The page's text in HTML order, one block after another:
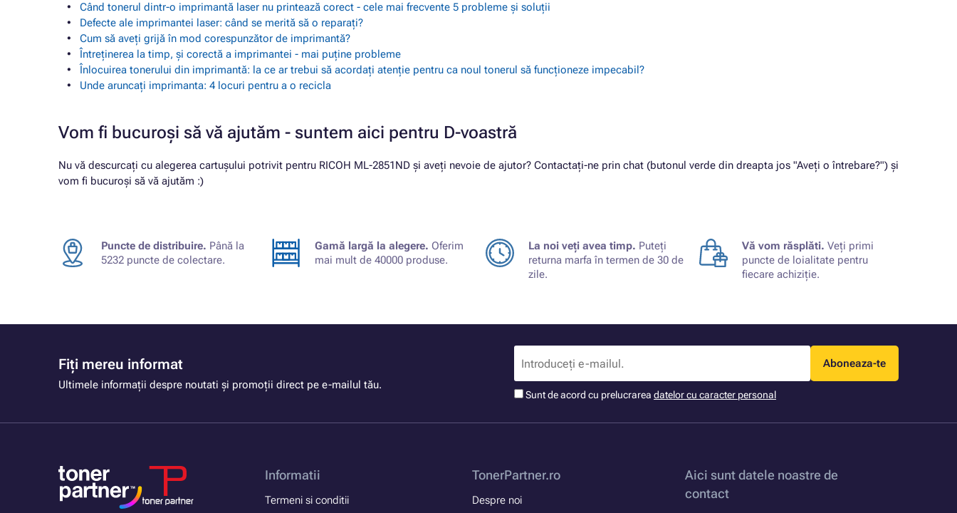
Când tonerul dintr-o imprimantă laser nu printează corect - cele mai frecvente 5 probleme și soluții
Defecte ale imprimantei laser: când se merită să o reparați?
Cum să aveți grijă în mod corespunzător de imprimantă?
Întreținerea la timp, și corectă a imprimantei - mai puține probleme
Înlocuirea tonerului din imprimantă: la ce ar trebui să acordați atenție pentru ca noul tonerul să funcționeze impecabil?
Unde aruncați imprimanta: 4 locuri pentru a o recicla
Vom fi bucuroși să vă ajutăm - suntem aici pentru D-voastră
Nu vă descurcați cu alegerea cartușului potrivit pentru RICOH ML-2851ND și aveți nevoie de ajutor? Contactați-ne prin chat (butonul verde din dreapta jos "Aveți o întrebare?") și
vom fi bucuroși să vă ajutăm :)
Puncte de distribuire. Până la
5232 puncte de colectare.
Gamă largă la alegere. Oferim
mai mult de 40000 produse.
La noi veți avea timp. Puteți
returna marfa în termen de 30 de
zile.
Vă vom răsplăti. Veți primi
puncte de loialitate pentru
fiecare achiziție.
Fiți mereu informat
Ultimele informații despre noutati și promoții direct pe e-mailul tău.
Aboneaza-te
Sunt de acord cu prelucrarea datelor cu caracter personal
Informatii
Termeni si conditii
TonerPartner.ro
Despre noi
Aici sunt datele noastre de
contact